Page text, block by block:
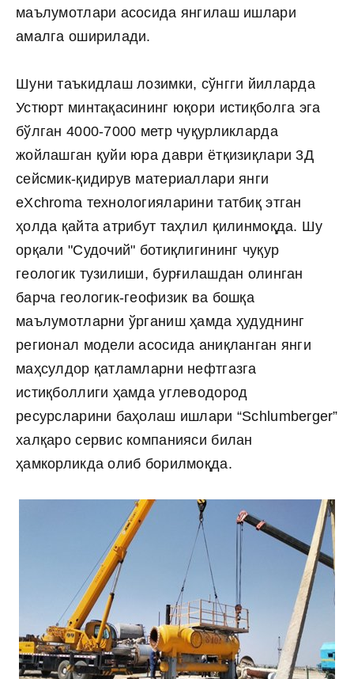
маълумотлари асосида янгилаш ишлари
амалга оширилади.
Шуни таъкидлаш лозимки, сўнгги йилларда
Устюрт минтақасининг юқори истиқболга эга
бўлган 4000-7000 метр чуқурликларда
жойлашган қуйи юра даври ётқизиқлари 3Д
сейсмик-қидирув материаллари янги
eXchroma технологияларини татбиқ этган
ҳолда қайта атрибут таҳлил қилинмоқда. Шу
орқали "Судочий" ботиқлигининг чуқур
геологик тузилиши, бурғилашдан олинган
барча геологик-геофизик ва бошқа
маълумотларни ўрганиш ҳамда ҳудуднинг
регионал модели асосида аниқланган янги
маҳсулдор қатламларни нефтгазга
истиқболлиги ҳамда углеводород
ресурсларини баҳолаш ишлари “Schlumberger”
халқаро сервис компанияси билан
ҳамкорликда олиб борилмоқда.